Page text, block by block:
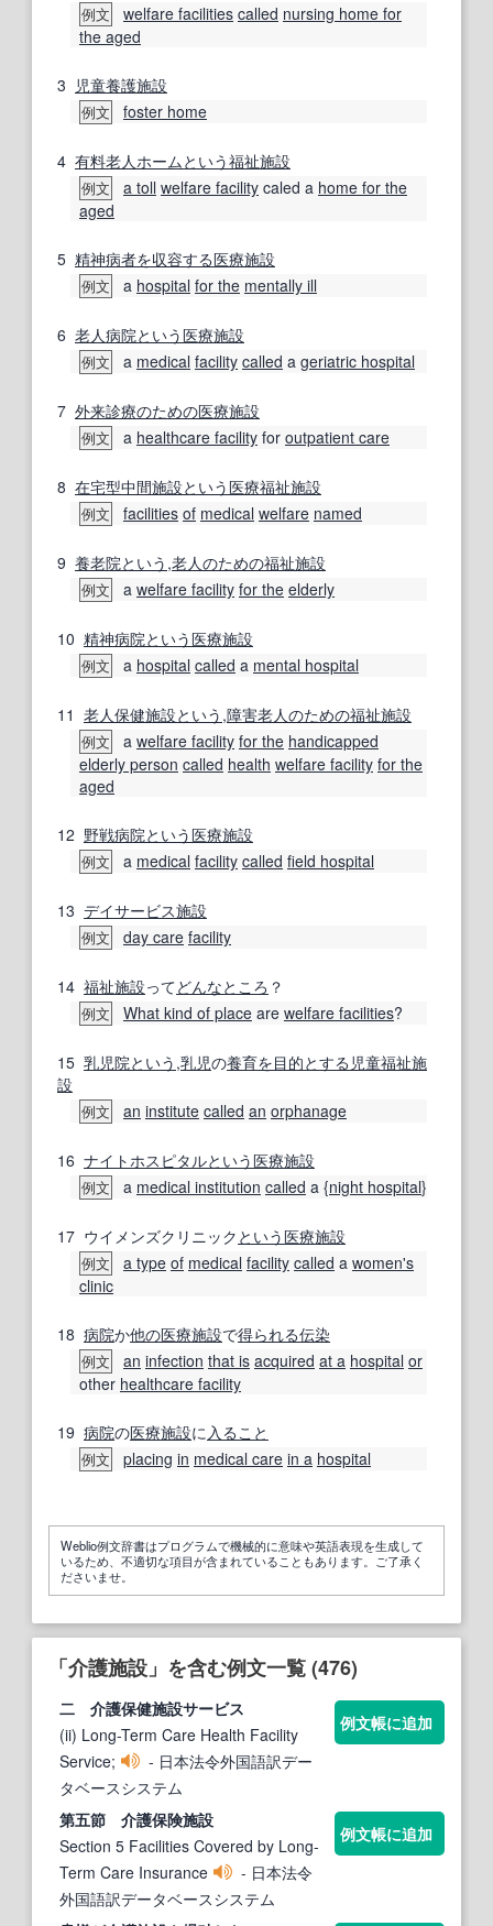
例文 welfare facilities called nursing home for
the aged
3 児童養護施設
例文 foster home
4 有料老人ホーム という福祉施設
例文 a toll welfare facility caled a home for the
aged
5 精神病者を収容する医療施設
例文 a hospital for the mentally ill
6 老人病院という医療施設
例文 a medical facility called a geriatric hospital
7 外来診療のための医療施設
例文 a healthcare facility for outpatient care
8 在宅型中間施設という医療福祉施設
例文 facilities of medical welfare named
9 養老院という ,老人のための福祉施設
例文 a welfare facility for the elderly
10 精神病院という医療施設
例文 a hospital called a mental hospital
11 老人保健施設という ,障害老人のための福祉施設
例文 a welfare facility for the handicapped
elderly person called health welfare facility for the
aged
12 野戦病院という医療施設
例文 a medical facility called field hospital
13 デイサービス施設
例文 day care facility
14 福祉施設ってどんなところ ？
例文 What kind of place are welfare facilities?
15 乳児院という ,乳児の養育を目的とする 児童福祉施
設
例文 an institute called an orphanage
16 ナイトホスピタルという医療施設
例文 a medical institution called a {night hospital}
17 ウイメンズクリニック という医療施設
例文 a type of medical facility called a women's
clinic
18 病院か他の医療施設で得られる伝染
例文 an infection that is acquired at a hospital or
other healthcare facility
19 病院の医療施設に 入ること
例文 placing in medical care in a hospital
Weblio例文辞書はプログラムで機械的に意味や英語表現を生成して
いるため、不適切な項目が含まれていることもあります。ご了承く
ださいませ。
「介護施設」を含む例文一覧 (476)
二 介護保健施設サービス
(ii) Long-Term Care Health Facility
Service;
- 日本法令外国語訳デー
タベースシステム
例文帳に追加
第五節 介護保険施設
Section 5 Facilities Covered by Long-
Term Care Insurance
- 日本法令
外国語訳データベースシステム
例文帳に追加